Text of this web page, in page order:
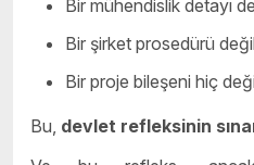
Bir mühendislik detayı
Bir şirket prosedürü değil,
Bir proje bileşeni hiç
Bu, devlet refleksinin